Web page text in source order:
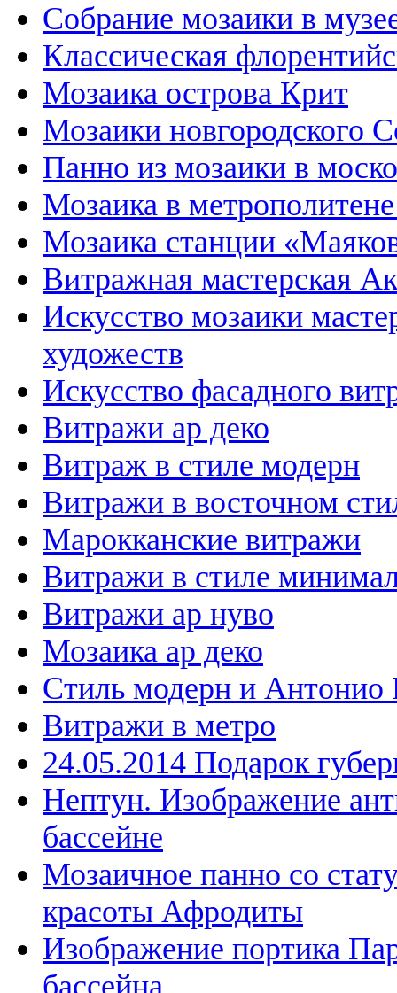
Собрание мозаики в
Классическая
Мозаика острова Крит
Мозаики новгородского
Панно из мозаики в
Мозаика в
Мозаика станции
Витражная мастерская
Искусство мозаики
художеств
Искусство фасадного
Витражи ар деко
Витраж в стиле модерн
Витражи в восточном
Марокканские витражи
Витражи в стиле
Витражи ар нуво
Мозаика ар деко
Стиль модерн и Антонио
Витражи в метро
24.05.2014 Подарок
Нептун. Изображение
бассейне
Мозаичное панно со
красоты Афродиты
Изображение портика
бассейна